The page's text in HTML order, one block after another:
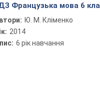
Play
Французька мова 6
Ю. М. Кліменко
2014
6 рiк навчання